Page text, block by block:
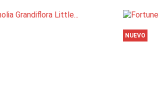
NUEVO